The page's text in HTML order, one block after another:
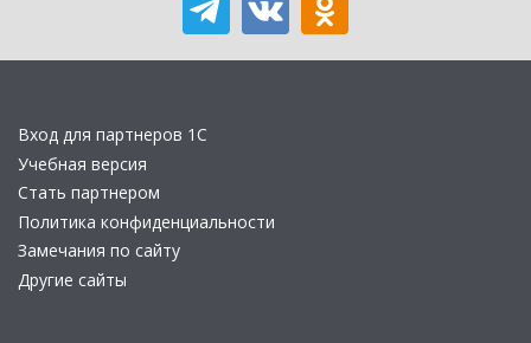
Вход для партнеров 1С
Учебная версия
Стать партнером
Политика конфиденциальности
Замечания по сайту
Другие сайты